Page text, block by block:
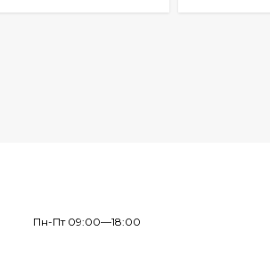
Пн-Пт 09:00—18:00